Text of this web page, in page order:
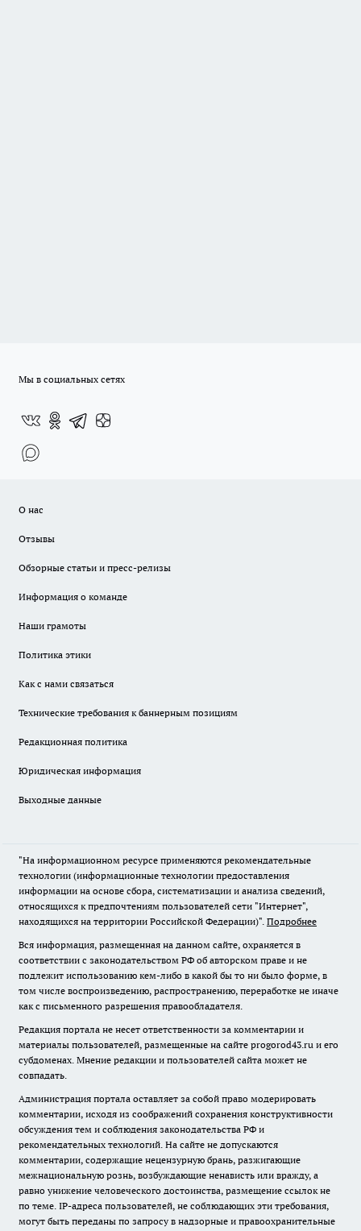
Мы в социальных сетях
О нас
Отзывы
Обзорные статьи и пресс-релизы
Информация о команде
Наши грамоты
Политика этики
Как с нами связаться
Технические требования к баннерным позициям
Редакционная политика
Юридическая информация
Выходные данные
"На информационном ресурсе применяются рекомендательные
технологии (информационные технологии предоставления
информации на основе сбора, систематизации и анализа сведений,
относящихся к предпочтениям пользователей сети "Интернет",
находящихся на территории Российской Федерации)". Подробнее
Вся информация, размещенная на данном сайте, охраняется в
соответствии с законодательством РФ об авторском праве и не
подлежит использованию кем-либо в какой бы то ни было форме, в
том числе воспроизведению, распространению, переработке не иначе
как с письменного разрешения правообладателя.
Редакция портала не несет ответственности за комментарии и
материалы пользователей, размещенные на сайте progorod43.ru и его
субдоменах. Мнение редакции и пользователей сайта может не
совпадать.
Администрация портала оставляет за собой право модерировать
комментарии, исходя из соображений сохранения конструктивности
обсуждения тем и соблюдения законодательства РФ и
рекомендательных технологий. На сайте не допускаются
комментарии, содержащие нецензурную брань, разжигающие
межнациональную рознь, возбуждающие ненависть или вражду, а
равно унижение человеческого достоинства, размещение ссылок не
по теме. IP-адреса пользователей, не соблюдающих эти требования,
могут быть переданы по запросу в надзорные и правоохранительные